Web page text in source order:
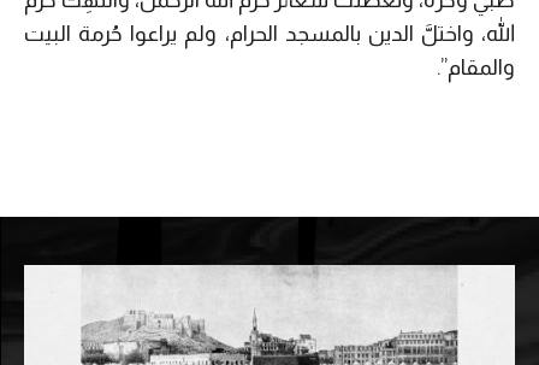
الله، واختلَّ الدين بالمسجد الحرام، ولم يراعوا حُرمة البيت
والمقام”.